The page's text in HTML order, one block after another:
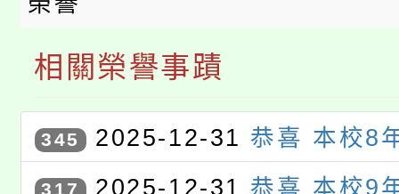
相關榮譽事蹟
345 2025-12-31 恭喜 本校8
承 、 8年6班 鍾秉澐 同學參加
317 2025-12-31 恭喜 本校9